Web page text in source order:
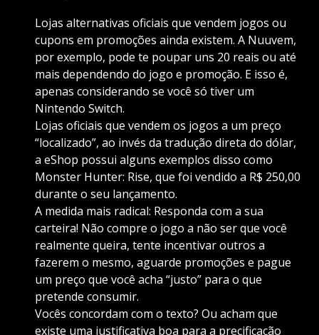
Lojas alternativas oficiais que vendem jogos ou
cupons em promoções ainda existem. A Nuuvem,
por exemplo, pode te poupar uns 20 reais ou até
mais dependendo do jogo e promoção. E isso é,
apenas considerando se você só tiver um
Nintendo Switch.
Lojas oficiais que vendem os jogos a um preço
“localizado”, ao invés da tradução direta do dólar,
a eShop possui alguns exemplos disso como
Monster Hunter: Rise, que foi vendido a R$ 250,00
durante o seu lançamento.
A medida mais radical: Responda com a sua
carteira! Não compre o jogo a não ser que você
realmente queira, tente incentivar outros a
fazerem o mesmo, aguarde promoções e pague
um preço que você acha “justo” para o que
pretende consumir.
Vocês concordam com o texto? Ou acham que
existe uma justificativa boa para a precificação